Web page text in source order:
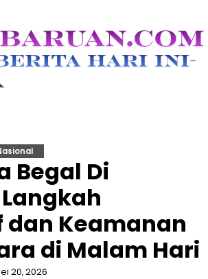
Begal Di
dan Keamanan
di Malam Hari
20, 2026